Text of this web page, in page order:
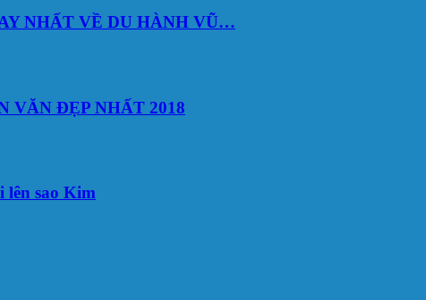
NHẤT VỀ DU HÀNH VŨ…
VĂN ĐẸP NHẤT 2018
lên sao Kim